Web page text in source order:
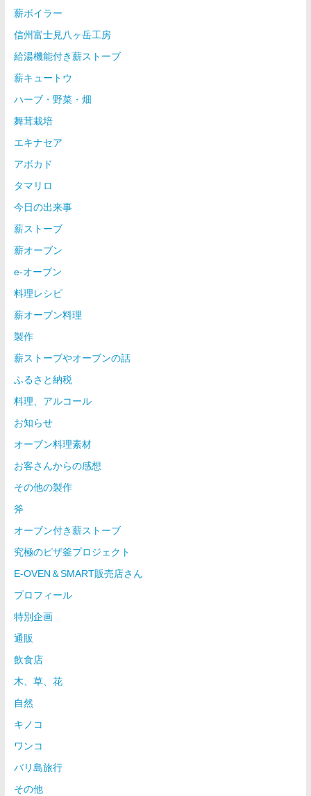
薪ボイラー
信州富士見八ヶ岳工房
給湯機能付き薪ストーブ
薪キュートウ
ハーブ・野菜・畑
舞茸栽培
エキナセア
アボカド
タマリロ
今日の出来事
薪ストーブ
薪オーブン
e-オーブン
料理レシピ
薪オーブン料理
製作
薪ストーブやオーブンの話
ふるさと納税
料理、アルコール
お知らせ
オーブン料理素材
お客さんからの感想
その他の製作
斧
オーブン付き薪ストーブ
究極のピザ釜プロジェクト
E-OVEN＆SMART販売店さん
プロフィール
特別企画
通販
飲食店
木、草、花
自然
キノコ
ワンコ
バリ島旅行
その他